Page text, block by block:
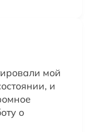
мой
и
о